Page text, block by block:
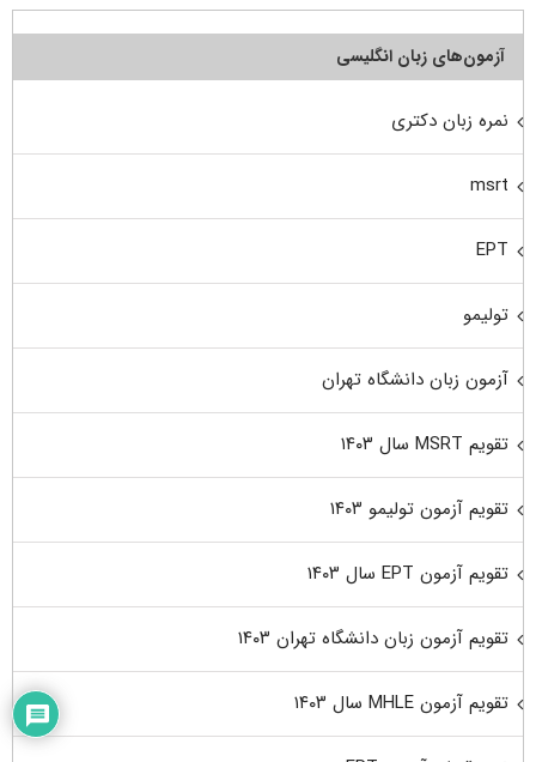
آزمون‌های زبان انگلیسی
نمره زبان دکتری
msrt
EPT
تولیمو
آزمون زبان دانشگاه تهران
تقویم MSRT سال ۱۴۰۳
تقویم آزمون تولیمو ۱۴۰۳
تقویم آزمون EPT سال ۱۴۰۳
تقویم آزمون زبان دانشگاه تهران ۱۴۰۳
تقویم آزمون MHLE سال ۱۴۰۳